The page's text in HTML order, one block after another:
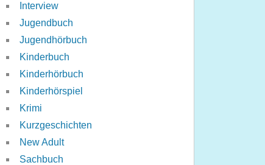
Interview
Jugendbuch
Jugendhörbuch
Kinderbuch
Kinderhörbuch
Kinderhörspiel
Krimi
Kurzgeschichten
New Adult
Sachbuch